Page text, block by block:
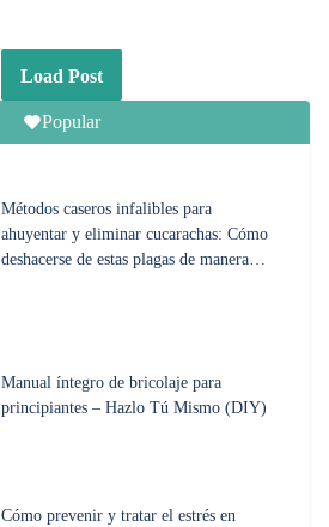
Load Post
Popular
Métodos caseros infalibles para
ahuyentar y eliminar cucarachas: Cómo
deshacerse de estas plagas de manera…
Manual íntegro de bricolaje para
principiantes – Hazlo Tú Mismo (DIY)
Cómo prevenir y tratar el estrés en